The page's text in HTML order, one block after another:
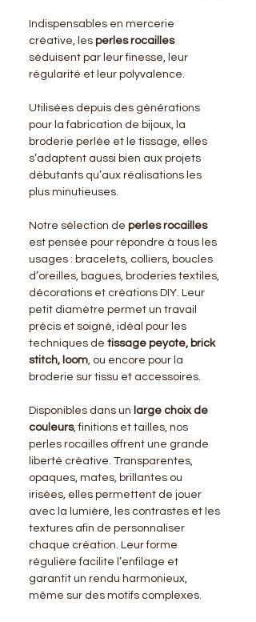
Indispensables en mercerie
créative, les perles rocailles
séduisent par leur finesse, leur
régularité et leur polyvalence.
Utilisées depuis des générations
pour la fabrication de bijoux, la
broderie perlée et le tissage, elles
s’adaptent aussi bien aux projets
débutants qu’aux réalisations les
plus minutieuses.
Notre sélection de perles rocailles
est pensée pour répondre à tous les
usages : bracelets, colliers, boucles
d’oreilles, bagues, broderies textiles,
décorations et créations DIY. Leur
petit diamètre permet un travail
précis et soigné, idéal pour les
techniques de tissage peyote, brick
stitch, loom , ou encore pour la
broderie sur tissu et accessoires.
Disponibles dans un large choix de
couleurs, finitions et tailles, nos
perles rocailles offrent une grande
liberté créative. Transparentes,
opaques, mates, brillantes ou
irisées, elles permettent de jouer
avec la lumière, les contrastes et les
textures afin de personnaliser
chaque création. Leur forme
régulière facilite l’enfilage et
garantit un rendu harmonieux,
même sur des motifs complexes.